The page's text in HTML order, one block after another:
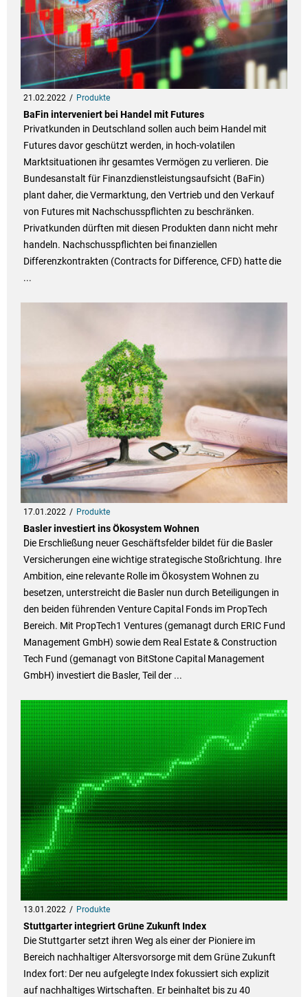
21.02.2022 Produkte
BaFin interveniert bei Handel mit Futures
Privatkunden in Deutschland sollen auch beim Handel mit
Futures davor geschützt werden, in hoch-volatilen
Marktsituationen ihr gesamtes Vermögen zu verlieren. Die
Bundesanstalt für Finanzdienstleistungsaufsicht (BaFin)
plant daher, die Vermarktung, den Vertrieb und den Verkauf
von Futures mit Nachschusspflichten zu beschränken.
Privatkunden dürften mit diesen Produkten dann nicht mehr
handeln. Nachschusspflichten bei finanziellen
Differenzkontrakten (Contracts for Difference, CFD) hatte die
...
17.01.2022 Produkte
Basler investiert ins Ökosystem Wohnen
Die Erschließung neuer Geschäftsfelder bildet für die Basler
Versicherungen eine wichtige strategische Stoßrichtung. Ihre
Ambition, eine relevante Rolle im Ökosystem Wohnen zu
besetzen, unterstreicht die Basler nun durch Beteiligungen in
den beiden führenden Venture Capital Fonds im PropTech
Bereich. Mit PropTech1 Ventures (gemanagt durch ERIC Fund
Management GmbH) sowie dem Real Estate & Construction
Tech Fund (gemanagt von BitStone Capital Management
GmbH) investiert die Basler, Teil der ...
13.01.2022 Produkte
Stuttgarter integriert Grüne Zukunft Index
Die Stuttgarter setzt ihren Weg als einer der Pioniere im
Bereich nachhaltiger Altersvorsorge mit dem Grüne Zukunft
Index fort: Der neu aufgelegte Index fokussiert sich explizit
auf nachhaltiges Wirtschaften. Er beinhaltet bis zu 40